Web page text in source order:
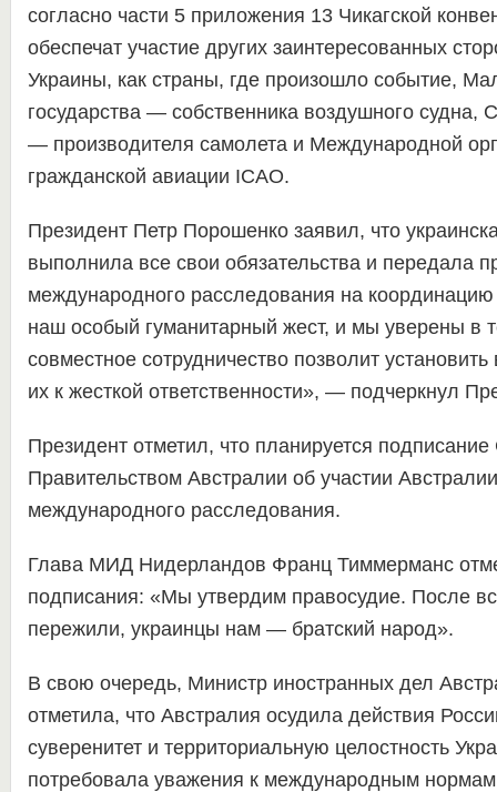
согласно части 5 приложения 13 Чикагской
обеспечат участие других заинтересованных
Украины, как страны, где произошло событие,
государства — собственника воздушного судна,
— производителя самолета и Международной
гражданской авиации ICAO.
Президент Петр Порошенко заявил, что
выполнила все свои обязательства и передала
международного расследования на
наш особый гуманитарный жест, и мы уверены в
совместное сотрудничество позволит
их к жесткой ответственности», — подчеркнул
Президент отметил, что планируется
Правительством Австралии об участии
международного расследования.
Глава МИД Нидерландов Франц Тиммерманс
подписания: «Мы утвердим правосудие. После
пережили, украинцы нам — братский народ».
В свою очередь, Министр иностранных дел
отметила, что Австралия осудила действия
суверенитет и территориальную целостность
потребовала уважения к международным